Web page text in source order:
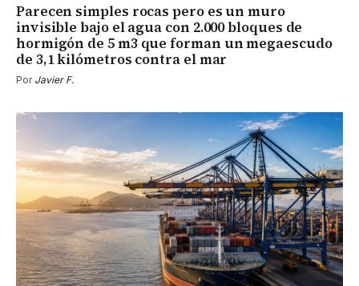
Parecen simples rocas pero es un muro
invisible bajo el agua con 2.000 bloques de
hormigón de 5 m3 que forman un megaescudo
de 3,1 kilómetros contra el mar
Por Javier F.